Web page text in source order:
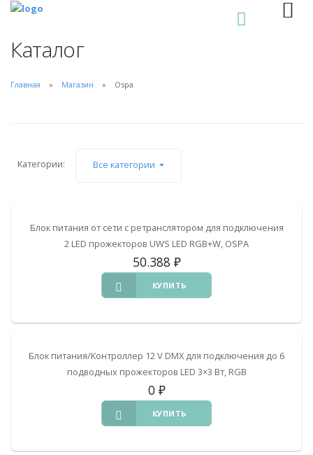
Каталог
Главная Магазин Ospa
Категории: Все категории
Блок питания от сети с ретранслятором для подключения
2 LED прожекторов UWS LED RGB+W, OSPA
50.388 ₽
КУПИТЬ
Блок питания/Контроллер 12 V DMX для подключения до 6
подводных прожекторов LED 3×3 Вт, RGB
0 ₽
КУПИТЬ